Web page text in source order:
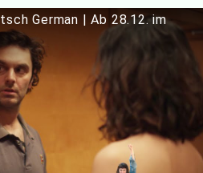
German | Ab 28.12. im